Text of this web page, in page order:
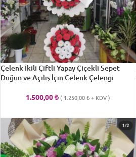
Çelenk İkili Çiftli Yapay Çiçekli Sepet
Düğün ve Açılış İçin Celenk Çelengi
1.500,00₺ ( 1.250,00₺+ KDV )